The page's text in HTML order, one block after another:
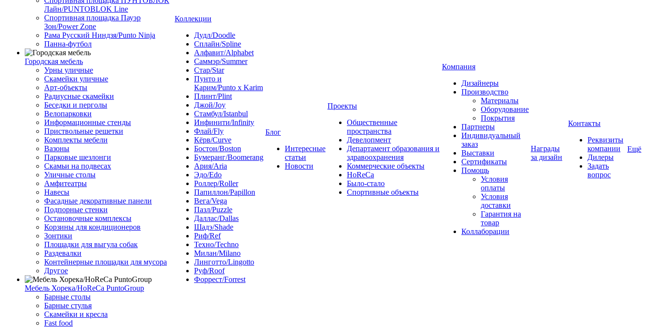
Лайн/PUNTOBLOK Line
Спортивная площадка Пауэр
Зон/Power Zone
Рама Русский Ниндзя/Punto Ninja
Панна-футбол
Городская мебель
Урны уличные
Скамейки уличные
Арт-объекты
Радиусные скамейки
Беседки и перголы
Велопарковки
Информационные стенды
Приствольные решетки
Комплекты мебели
Вазоны
Парковые шезлонги
Скамьи на подвесах
Уличные столы
Амфитеатры
Навесы
Фасадные декоративные панели
Подпорные стенки
Остановочные комплексы
Корзины для кондиционеров
Зонтики
Площадки для выгула собак
Раздевалки
Контейнерные площадки для мусора
Другое
Мебель Хорека/HoReCa PuntoGroup
Барные столы
Барные стулья
Скамейки и кресла
Fast food
Коллекции
Дудл/Doodle
Сплайн/Spline
Алфавит/Alphabet
Саммэр/Summer
Стар/Star
Пунто и
Карим/Punto x Karim
Плинт/Plint
Джой/Joy
Стамбул/Istanbul
Инфинити/Infinity
Флай/Fly
Кёрв/Curve
Бостон/Boston
Бумеранг/Boomerang
Ария/Aria
Эдо/Edo
Роллер/Roller
Папиллон/Papillon
Вега/Vega
Пазл/Puzzle
Даллас/Dallas
Шадэ/Shade
Риф/Ref
Техно/Techno
Милан/Milano
Линготто/Lingotto
Руф/Roof
Форрест/Forrest
Блог
Интересные
статьи
Новости
Проекты
Общественные
пространства
Девелопмент
Департамент образования и
здравоохранения
Коммерческие объекты
HoReCa
Было-стало
Спортивные объекты
Компания
Дизайнеры
Производство
Материалы
Оборудование
Покрытия
Партнеры
Индивидуальный
заказ
Выставки
Сертификаты
Помощь
Условия
оплаты
Условия
доставки
Гарантия на
товар
Коллаборации
Награды
за дизайн
Контакты
Реквизиты
компании
Дилеры
Задать
вопрос
Ещё